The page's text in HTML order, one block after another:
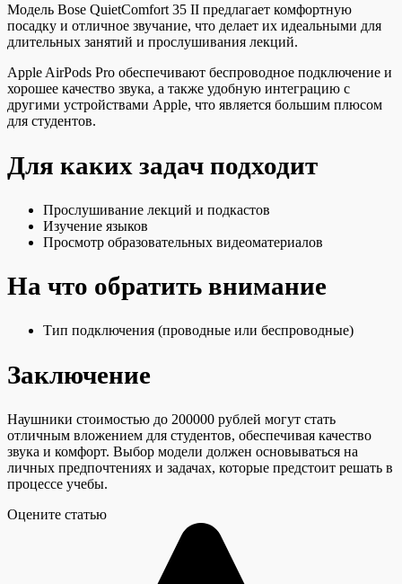
Модель Bose QuietComfort 35 II предлагает комфортную
посадку и отличное звучание, что делает их идеальными для
длительных занятий и прослушивания лекций.
Apple AirPods Pro обеспечивают беспроводное подключение и
хорошее качество звука, а также удобную интеграцию с
другими устройствами Apple, что является большим плюсом
для студентов.
Для каких задач подходит
Прослушивание лекций и подкастов
Изучение языков
Просмотр образовательных видеоматериалов
На что обратить внимание
Тип подключения (проводные или беспроводные)
Заключение
Наушники стоимостью до 200000 рублей могут стать
отличным вложением для студентов, обеспечивая качество
звука и комфорт. Выбор модели должен основываться на
личных предпочтениях и задачах, которые предстоит решать в
процессе учебы.
Оцените статью